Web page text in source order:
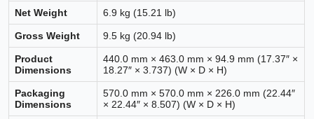
Net Weight 6.9 kg (15.21 lb)
Gross Weight 9.5 kg (20.94 lb)
Product
Dimensions
440.0 mm × 463.0 mm × 94.9 mm (17.37″ ×
18.27″ × 3.737) (W × D × H)
Packaging
Dimensions
570.0 mm × 570.0 mm × 226.0 mm (22.44″
× 22.44″ × 8.507) (W × D × H)